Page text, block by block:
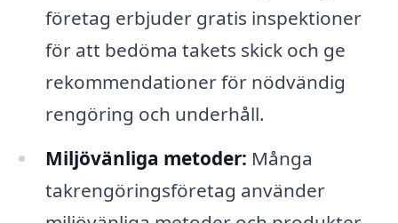
företag erbjuder gratis inspektioner
för att bedöma takets skick och ge
rekommendationer för nödvändig
rengöring och underhåll.
Miljövänliga metoder: Många
takrengöringsföretag använder